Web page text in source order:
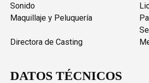
Sonido
Maquillaje y Peluquería
Directora de Casting
DATOS TÉCNICOS